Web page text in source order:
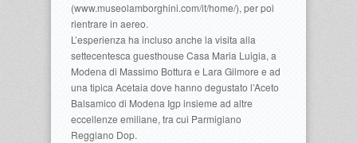
(www.museolamborghini.com/it/home/), per poi
rientrare in aereo.
L’esperienza ha incluso anche la visita alla
settecentesca guesthouse Casa Maria Luigia, a
Modena di Massimo Bottura e Lara Gilmore e ad
una tipica Acetaia dove hanno degustato l’Aceto
Balsamico di Modena Igp insieme ad altre
eccellenze emiliane, tra cui Parmigiano
Reggiano Dop.